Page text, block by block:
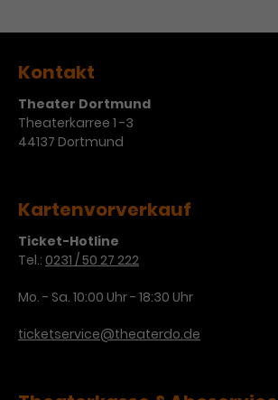
Kontakt
Theater Dortmund
Theaterkarree 1 -3
44137 Dortmund
Kartenvorverkauf
Ticket-Hotline
Tel.: 0231 / 50 27 222
Mo. - Sa. 10:00 Uhr - 18:30 Uhr
ticketservice@theaterdo.de